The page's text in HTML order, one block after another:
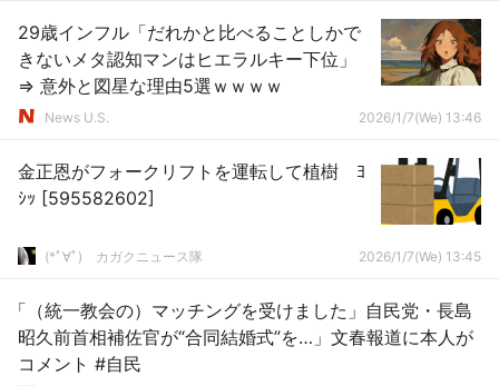
29歳インフル「だれかと比べることしかで
きないメタ認知マンはヒエラルキー下位」
⇒ 意外と図星な理由5選ｗｗｗｗ
News U.S. 2026/1/7(We) 13:46
金正恩がフォークリフトを運転して植樹 ﾖ
ｼｯ [595582602]
(*ﾟ∀ﾟ)ゞカガクニュース隊 2026/1/7(We) 13:45
「（統一教会の）マッチングを受けました」自民党・長島
昭久前首相補佐官が“合同結婚式”を…」文春報道に本人が
コメント #自民